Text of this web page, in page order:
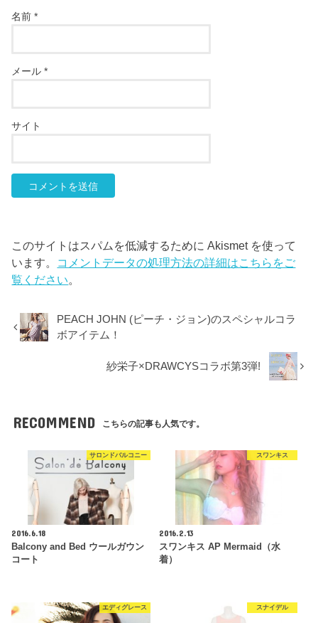
名前*
メール*
サイト
このサイトはスパムを低減するために Akismet を使って
います。 コメントデータの処理方法の詳細はこちらをご
覧ください。
PEACH JOHN (ピーチ・ジョン)のスペシャルコラ
ボアイテム！
紗栄子×DRAWCYSコラボ第3弾!
RECOMMEND こちらの記事も人気です。
サロンドバルコニー
2016.6.18
Balcony and Bed ウールガウン
コート
スワンキス
2016.2.13
スワンキス AP Mermaid（水
着）
エディグレース スナイデル